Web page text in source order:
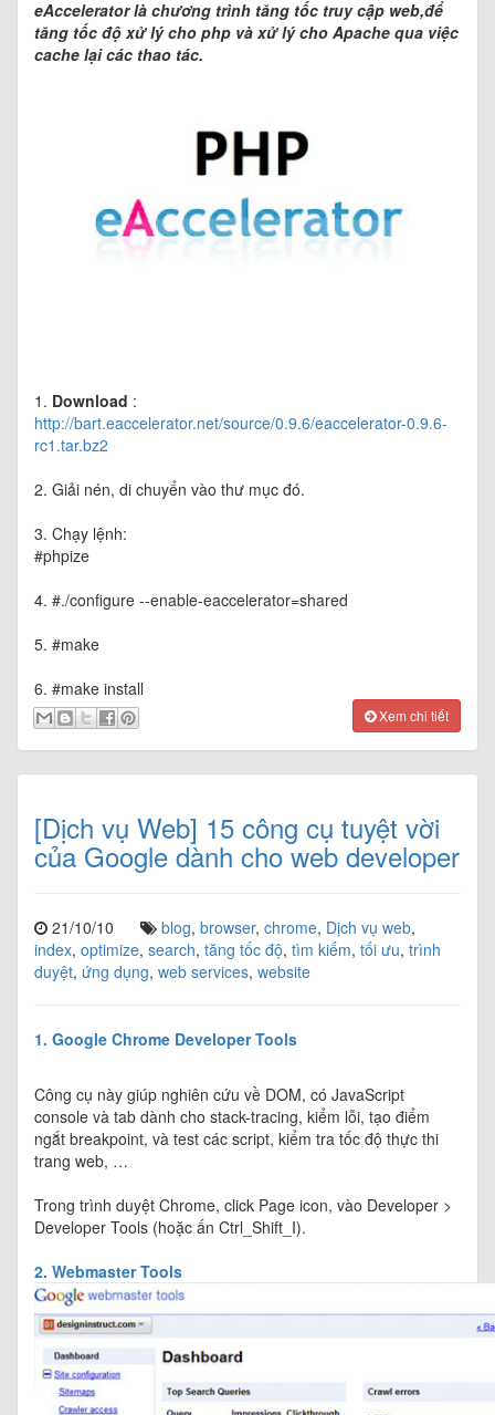
eAccelerator là chương trình tăng tốc truy cập web,để
tăng tốc độ xử lý cho php và xử lý cho Apache qua việc
cache lại các thao tác.
1. Download :
http://bart.eaccelerator.net/source/0.9.6/eaccelerator-0.9.6-
rc1.tar.bz2
2. Giải nén, di chuyển vào thư mục đó.
3. Chạy lệnh:
#phpize
4. #./configure --enable-eaccelerator=shared
5. #make
6. #make install
Xem chi tiết
[Dịch vụ Web] 15 công cụ tuyệt vời
của Google dành cho web developer
21/10/10 blog, browser, chrome, Dịch vụ web,
index, optimize, search, tăng tốc độ, tìm kiếm, tối ưu, trình
duyệt, ứng dụng, web services, website
1. Google Chrome Developer Tools
Công cụ này giúp nghiên cứu về DOM, có JavaScript
console và tab dành cho stack-tracing, kiểm lỗi, tạo điểm
ngắt breakpoint, và test các script, kiểm tra tốc độ thực thi
trang web, …
Trong trình duyệt Chrome, click Page icon, vào Developer >
Developer Tools (hoặc ấn Ctrl_Shift_I).
2. Webmaster Tools